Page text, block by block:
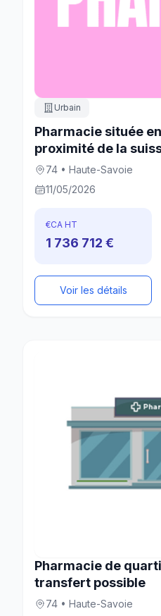
Urbain
Pharmacie située
proximité de la
74 • Haute-Savoie
11/05/2026
€CA HT
1 736 712 €
Voir les détails
Pharmacie de
transfert possible
74 • Haute-Savoie